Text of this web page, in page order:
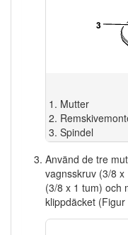
Mutter
Spindel
Använd de tre
vagnsskruv (3/8
(3/8 x 1 tum) och
klippdäcket (Figur